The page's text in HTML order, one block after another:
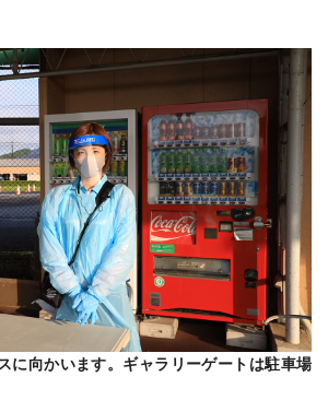
に向かいます。ギャラリーゲートは駐車場